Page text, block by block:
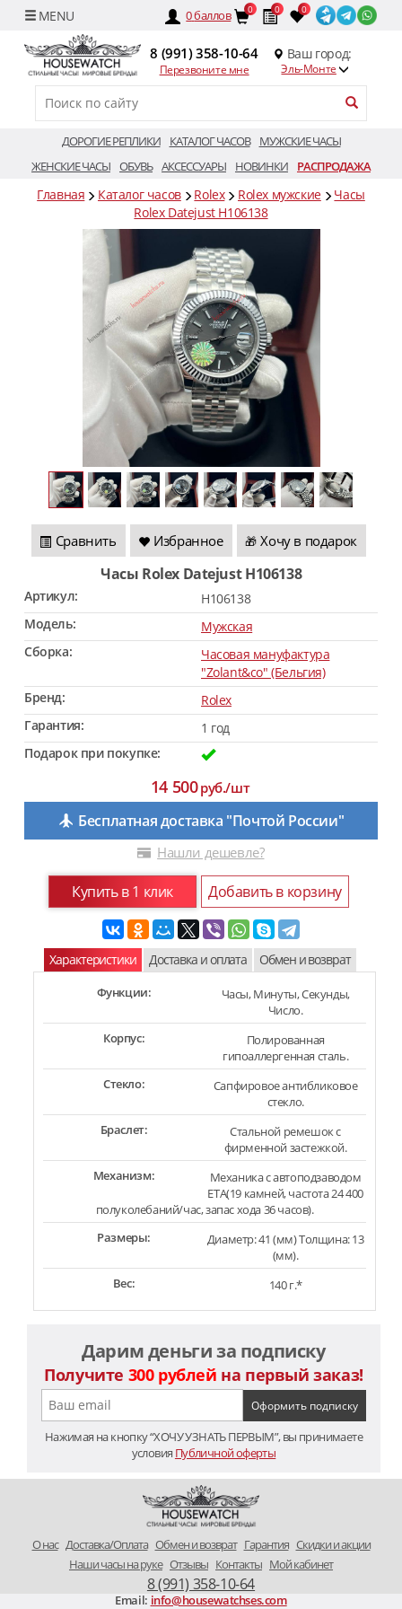
0баллов 0 0 0
8 (991) 358-10-64
Перезвоните мне
Ваш город:
Эль-Монте
ДОРОГИЕ РЕПЛИКИ КАТАЛОГ ЧАСОВ
МУЖСКИЕ ЧАСЫ
ЖЕНСКИЕ ЧАСЫ ОБУВЬ АКСЕССУАРЫ НОВИНКИ РАСПРОДАЖА
Главная Каталог часов Rolex Rolex мужские
Часы
Rolex Datejust H106138
Сравнить Избранное 🎁 Хочу в подарок
Часы Rolex Datejust H106138
Артикул:
H106138
Модель:
Мужская
Сборка:
Часовая мануфактура
"Zolant&co" (Бельгия)
Бренд:
Rolex
Гарантия:
1 год
Подарок при покупке:
14 500руб./шт
Бесплатная доставка "Почтой России"
Нашли дешевле?
Купить в 1 клик Добавить в корзину
Характеристики Доставка и оплата Обмен и возврат
Функции:
Часы, Минуты, Секунды,
Число.
Корпус:
Полированная
гипоаллергенная сталь.
Стекло:
Сапфировое антибликовое
стекло.
Браслет:
Стальной ремешок с
фирменной застежкой.
Механизм:
Механика с автоподзаводом
ETA(19 камней, частота 24 400
полуколебаний/час, запас хода 36 часов).
Размеры:
Диаметр: 41 (мм) Толщина: 13
(мм).
Вес:
140 г.*
Дарим деньги за подписку
Получите 300 рублей на первый заказ!
Нажимая на кнопку “ХОЧУ УЗНАТЬ ПЕРВЫМ”, вы принимаете
условия Публичной оферты
O нас Доставка/Оплата Обмен и возврат Гарантия Скидки и акции
Наши часы на руке Отзывы Контакты Мой кабинет
8 (991) 358-10-64
Email: info@housewatchses.com